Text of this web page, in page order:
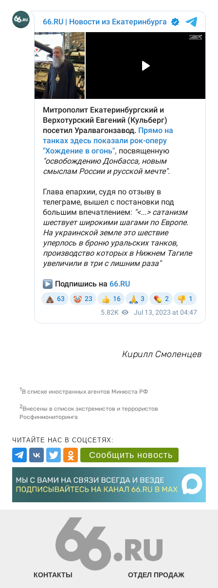
Кирилл Смоленцев
1В списке иностранных агентов Минюста РФ
2Внесены в список экстремистов и террористов
Росфинмониторинга
ЧИТАЙТЕ НАС В СОЦСЕТЯХ:
Сообщить новость
КОНТАКТЫ ОТДЕЛ ПРОДАЖ